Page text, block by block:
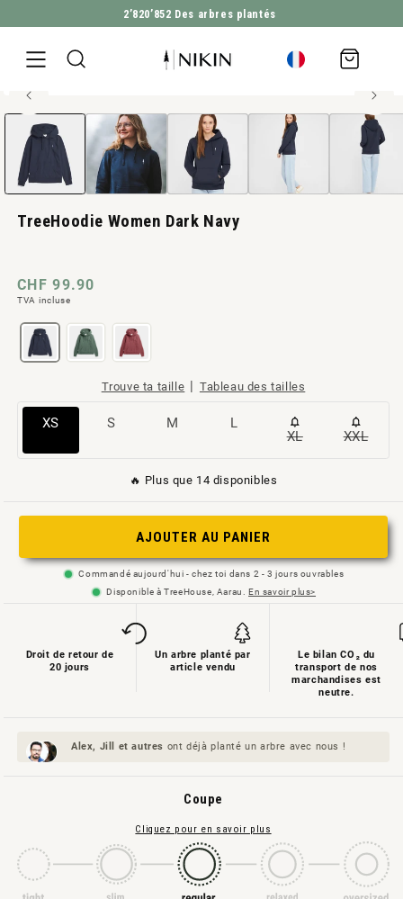
ALLER DIRECTEMENT AU CONTENU
2’820’852 Des arbres plantés
Panier
d'achat
ALLER À L'INFORMATION SUR LE PRODUIT
Ouvrir
le
média
modal
TreeHoodie Women Dark Navy
Prix
normal
CHF 99.90
TVA incluse
Trouve ta taille Tableau des tailles
XS
Variante
disponible
S
Variante
disponible
M
Variante
disponible
L
Variante
disponible
XLVariante
non
XXL
non
🔥 Plus que 14 disponibles
AJOUTER AU PANIER
Commandé aujourd'hui - chez toi dans 2 - 3 jours ouvrables
Disponible à TreeHouse, Aarau. En savoir plus>
Droit de retour de
20 jours
Un arbre planté par
article vendu
Le bilan CO₂ du
transport de nos
marchandises est
neutre.
Alex, Jill etautres ont déjà planté un arbre avec nous !
Coupe
Cliquez pour en savoir plus